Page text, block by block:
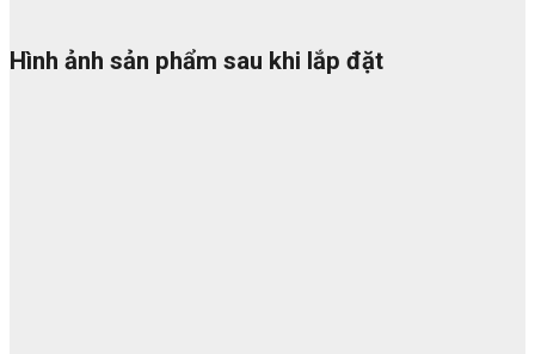
Hình ảnh sản phẩm sau khi lắp đặt